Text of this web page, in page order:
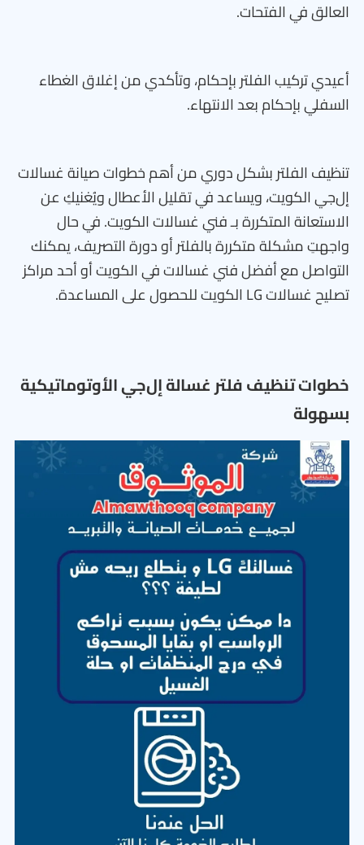
العالق في الفتحات.
أعيدي تركيب الفلتر بإحكام، وتأكدي من إغلاق الغطاء
السفلي بإحكام بعد الانتهاء.
تنظيف الفلتر بشكل دوري من أهم خطوات صيانة غسالات
إل‌جي الكويت، ويساعد في تقليل الأعطال ويُغنيكِ عن
الاستعانة المتكررة بـ فني غسالات الكويت. في حال
واجهتِ مشكلة متكررة بالفلتر أو دورة التصريف، يمكنك
التواصل مع أفضل فني غسالات في الكويت أو أحد مراكز
تصليح غسالات LG الكويت للحصول على المساعدة.
خطوات تنظيف فلتر غسالة إل‌جي الأوتوماتيكية
بسهولة